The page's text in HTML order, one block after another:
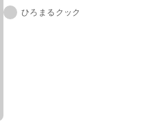
ひろまるクック